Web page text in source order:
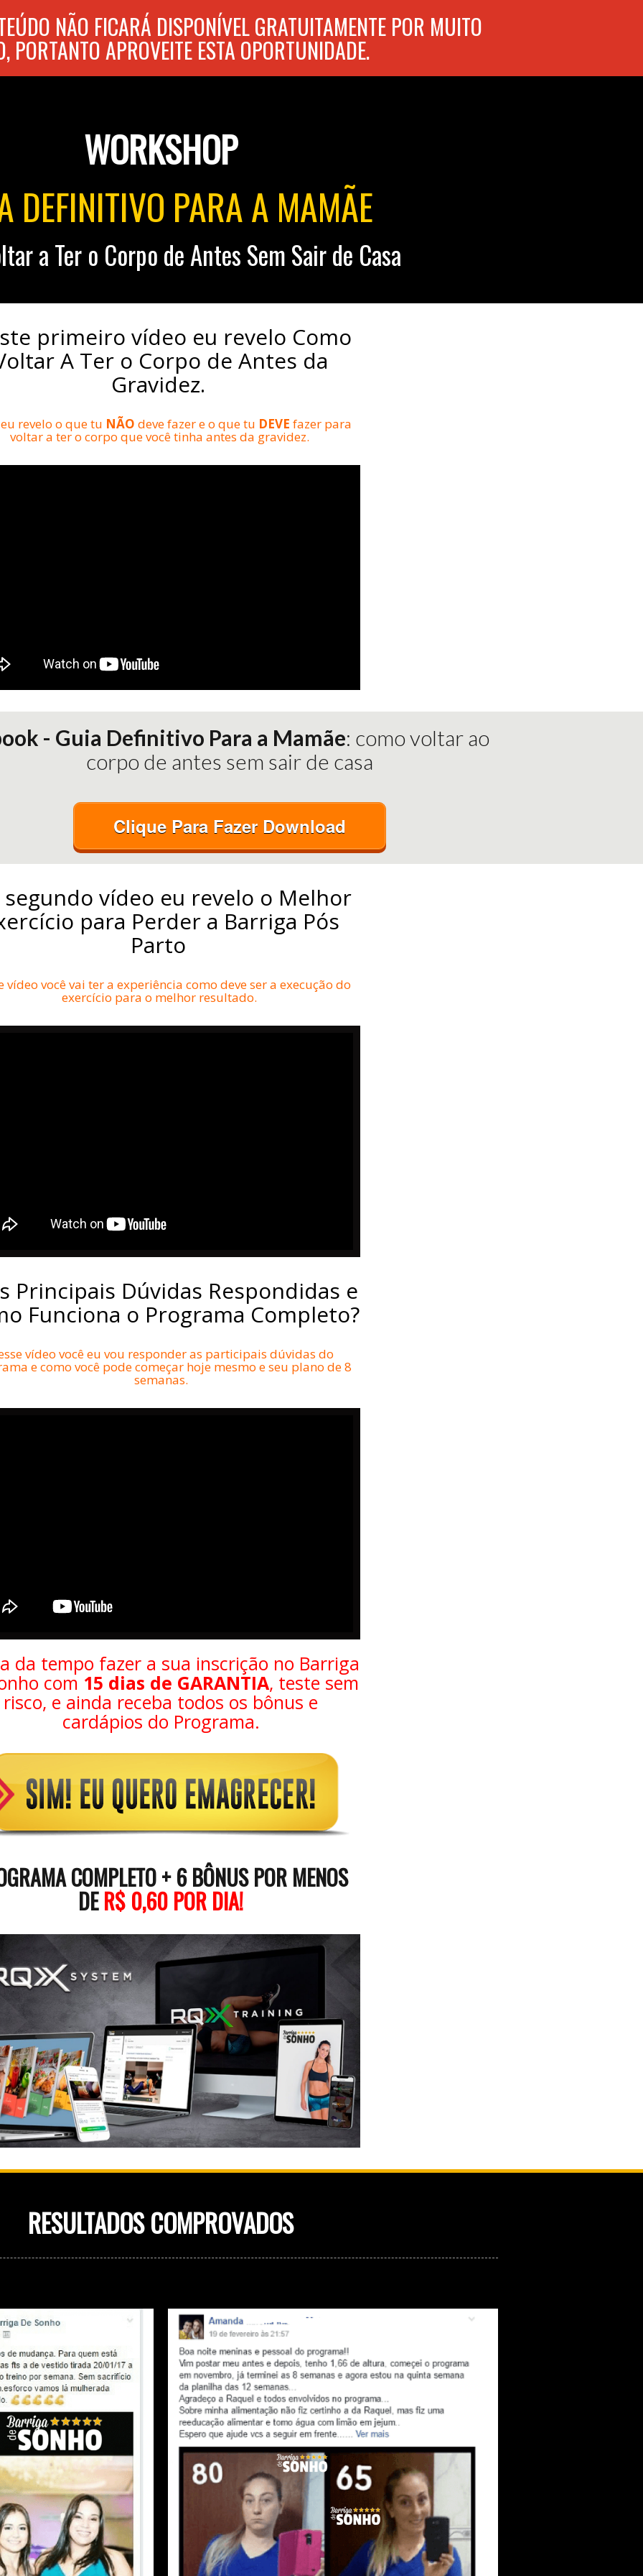
NÃO FICARÁ DISPONÍVEL GRATUITAMENTE POR MUITO
PORTANTO APROVEITE ESTA OPORTUNIDADE.
WORKSHOP
DEFINITIVO PARA A MAMÃE
a Ter o Corpo de Antes Sem Sair de Casa
primeiro vídeo eu revelo Como
A Ter o Corpo de Antes da
Gravidez.
revelo o que tu NÃO deve fazer e o que tu DEVE fazer para
voltar a ter o corpo que você tinha antes da gravidez.
- Guia Definitivo Para a Mamãe: como voltar ao
corpo de antes sem sair de casa
Clique Para Fazer Download
segundo vídeo eu revelo o Melhor
para Perder a Barriga Pós
Parto
vídeo você vai ter a experiência como deve ser a execução do
exercício para o melhor resultado.
Principais Dúvidas Respondidas e
Funciona o Programa Completo?
vídeo você eu vou responder as participais dúvidas do
e como você pode começar hoje mesmo e seu plano de 8
semanas.
da tempo fazer a sua inscrição no Barriga
com 15 dias de GARANTIA, teste sem
risco, e ainda receba todos os bônus e
cardápios do Programa.
COMPLETO + 6 BÔNUS POR MENOS
DER$ 0,60 POR DIA!
RESULTADOS COMPROVADOS